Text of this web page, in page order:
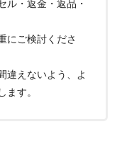
ル・返金・返品・
にご検討くださ
違えないよう、よ
ます。